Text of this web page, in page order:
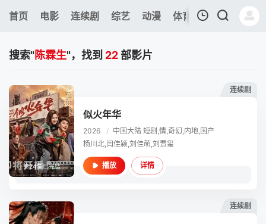
首页 电影 连续剧 综艺 动漫 体育 今日更新 热
我的观影记录
暂无观看影片的记录
搜索"陈霖生"，找到 22 部影片
连续剧
第24集已完结
似火年华
2026 / 中国大陆 短剧,情,奇幻,内地,国产
杨川北,闫佳颖,刘佳萌,刘贾玺
播放 详情
连续剧